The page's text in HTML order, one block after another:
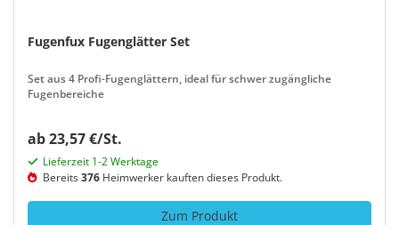
Fugenfux Fugenglätter Set
Set aus 4 Profi-Fugenglättern, ideal für schwer zugängliche
Fugenbereiche
ab 23,57 €/St.
Lieferzeit 1-2 Werktage
Bereits376 Heimwerker kauften dieses Produkt.
Zum Produkt